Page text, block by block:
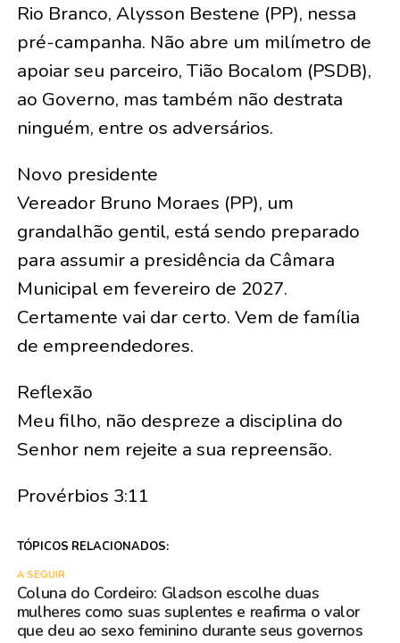
Rio Branco, Alysson Bestene (PP), nessa
pré-campanha. Não abre um milímetro de
apoiar seu parceiro, Tião Bocalom (PSDB),
ao Governo, mas também não destrata
ninguém, entre os adversários.
Novo presidente
Vereador Bruno Moraes (PP), um
grandalhão gentil, está sendo preparado
para assumir a presidência da Câmara
Municipal em fevereiro de 2027.
Certamente vai dar certo. Vem de família
de empreendedores.
Reflexão
Meu filho, não despreze a disciplina do
Senhor nem rejeite a sua repreensão.
Provérbios 3:11
TÓPICOS RELACIONADOS:
A SEGUIR
Coluna do Cordeiro: Gladson escolhe duas
mulheres como suas suplentes e reafirma o valor
que deu ao sexo feminino durante seus governos